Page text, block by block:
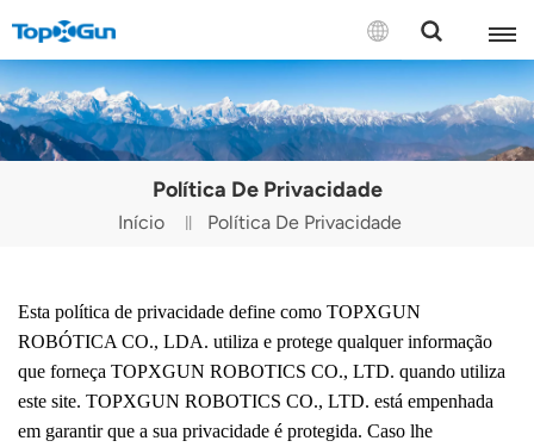
CONTACTE-NOS
English
Español
Português(Portugal)
Português(Brasil)
Türkçe
Política De Privacidade
Início Política De Privacidade
Esta política de privacidade define como TOPXGUN
ROBÓTICA CO., LDA. utiliza e protege qualquer informação
que forneça TOPXGUN ROBOTICS CO., LTD. quando utiliza
este site. TOPXGUN ROBOTICS CO., LTD. está empenhada
em garantir que a sua privacidade é protegida. Caso lhe